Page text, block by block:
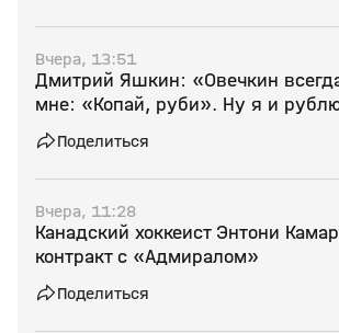
Вчера, 13:51
Дмитрий Яшкин: «Овечкин
мне: «Копай, руби». Ну я и
Поделиться
Вчера, 11:28
Канадский хоккеист Энтони
контракт с «Адмиралом»
Поделиться